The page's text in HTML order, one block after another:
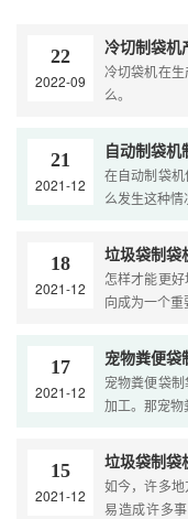
22
2022-09
冷切制袋机
冷切袋机在
么。
21
2021-12
自动制袋机
在自动制袋
么发生这种情
18
2021-12
垃圾袋制袋
怎样才能更
向成为一个重
17
2021-12
宠物粪便袋
宠物粪便袋
加工。那宠物
15
2021-12
垃圾袋制袋
如今，许多
易造成许多